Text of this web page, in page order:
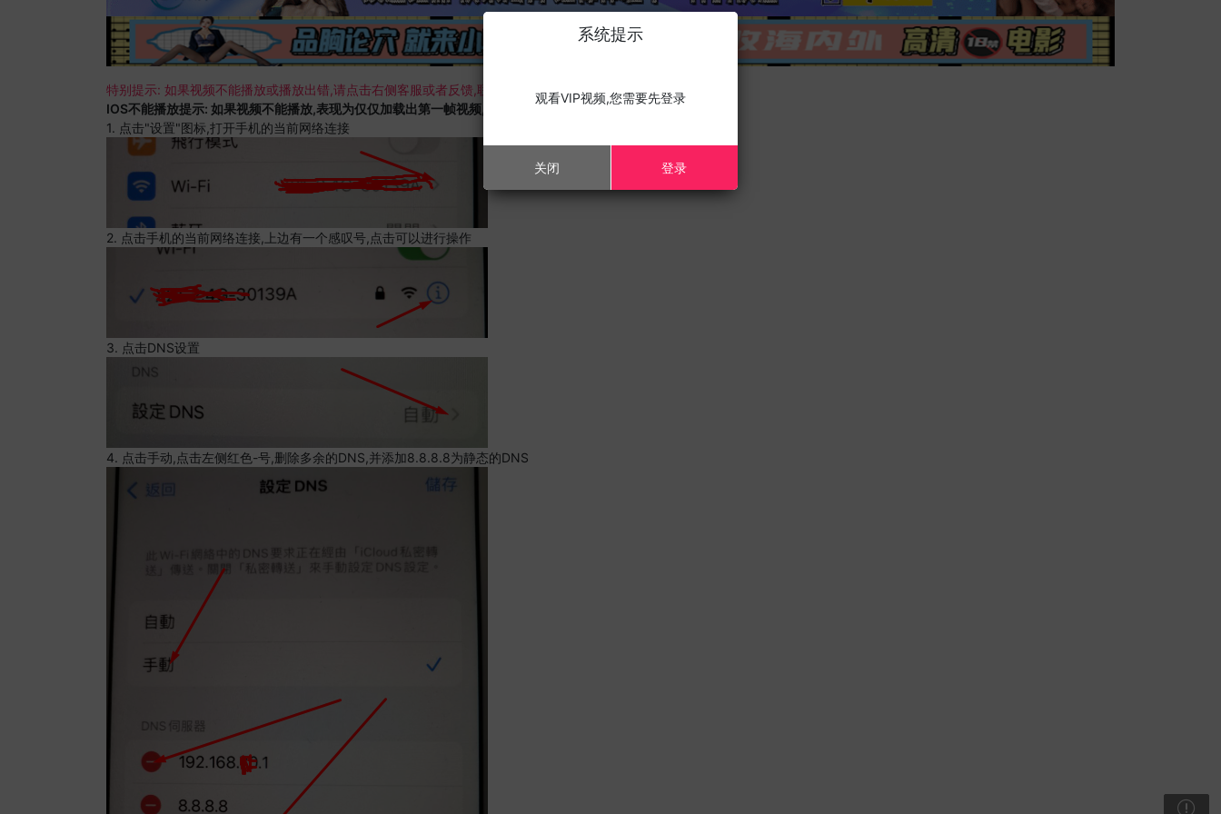
特别提示: 如果视频不能播放或播放出错,请点击右侧客服或者反馈,联系我们;
IOS不能播放提示: 如果视频不能播放,表现为仅仅加载出第一帧视频,且您的设备为苹果手机,请进行以下修改;
1. 点击"设置"图标,打开手机的当前网络连接
2. 点击手机的当前网络连接,上边有一个感叹号,点击可以进行操作
3. 点击DNS设置
4. 点击手动,点击左侧红色-号,删除多余的DNS,并添加8.8.8.8为静态的DNS
系统提示
观看VIP视频,您需要先登录
关闭 登录